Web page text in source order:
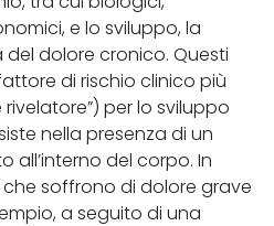
e lo sviluppo, la
dolore cronico. Questi
di rischio clinico più
per lo sviluppo
nella presenza di un
all’interno del corpo. In
soffrono di dolore grave
a seguito di una